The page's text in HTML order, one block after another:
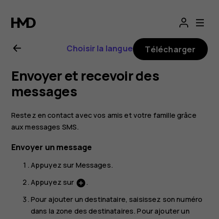
Guide
de
l'utilisateur
Nokia 3.1
Plus
Choisir la langue Télécharger
Envoyer et recevoir des
messages
Restez en contact avec vos amis et votre famille grâce
aux messages SMS.
Envoyer un message
Appuyez sur Messages.
Appuyez sur add_circle.
Pour ajouter un destinataire, saisissez son numéro
dans la zone des destinataires. Pour ajouter un